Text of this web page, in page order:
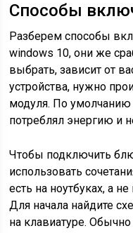
Способы
Разберем способы
windows 10, они же
выбрать, зависит от
устройства, нужно
модуля. По
потреблял энергию и
Чтобы подключить
использовать
есть на ноутбуках, а
Для начала найдите
на клавиатуре.